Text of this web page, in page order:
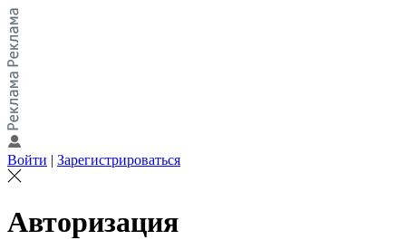
Войти | Зарегистрироваться
Авторизация